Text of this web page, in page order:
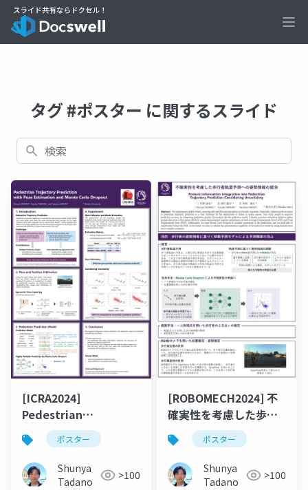
タグ #ポスター に関するスライド
検索
[ICRA2024]
Pedestrian
Trajectory
Prediction with Pose
Estimation and
Monte Carlo Dropout
ポスター
Shunya
Tadano
>100
[ROBOMECH2024] 不
確実性を考慮した歩行
者軌道予測への姿勢情
報の統合
ポスター
Shunya
Tadano
>100